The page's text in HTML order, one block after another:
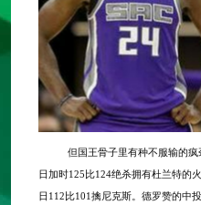
但国王骨子里有种不服输的疯
日加时125比124绝杀拥有杜兰特的
日112比101擒尼克斯。德罗赞的